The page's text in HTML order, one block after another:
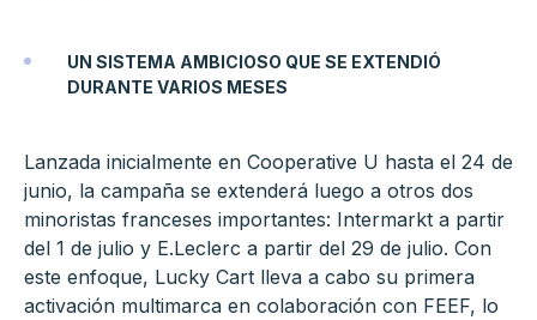
UN SISTEMA AMBICIOSO QUE SE EXTENDIÓ
DURANTE VARIOS MESES
Lanzada inicialmente en Cooperative U hasta el 24 de
junio, la campaña se extenderá luego a otros dos
minoristas franceses importantes: Intermarkt a partir
del 1 de julio y E.Leclerc a partir del 29 de julio. Con
este enfoque, Lucky Cart lleva a cabo su primera
activación multimarca en colaboración con FEEF, lo